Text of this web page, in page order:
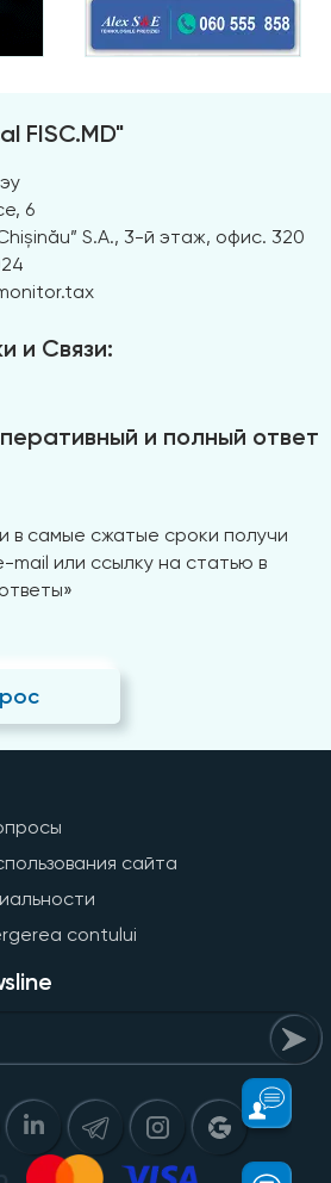
FISC.MD"
6
S.A., 3-й этаж, офис. 320
и Связи:
и полный ответ
в самые сжатые сроки получи
mail или ссылку на статью в
сайта
contului